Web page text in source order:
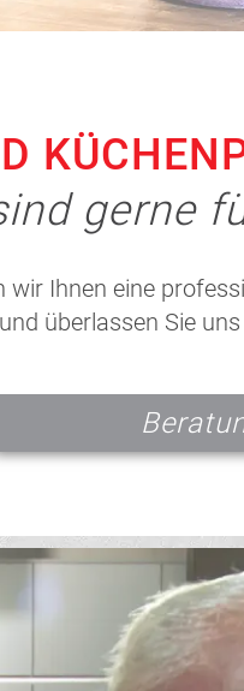
gerne
Ihnen eine
überlassen Sie